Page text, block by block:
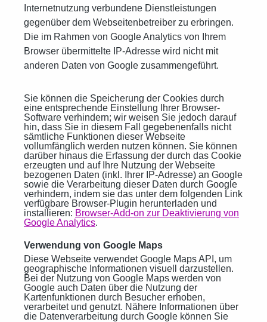
Internetnutzung verbundene Dienstleistungen
gegenüber dem Webseitenbetreiber zu erbringen.
Die im Rahmen von Google Analytics von Ihrem
Browser übermittelte IP-Adresse wird nicht mit
anderen Daten von Google zusammengeführt.
Sie können die Speicherung der Cookies durch
eine entsprechende Einstellung Ihrer Browser-
Software verhindern; wir weisen Sie jedoch darauf
hin, dass Sie in diesem Fall gegebenenfalls nicht
sämtliche Funktionen dieser Webseite
vollumfänglich werden nutzen können. Sie können
darüber hinaus die Erfassung der durch das Cookie
erzeugten und auf Ihre Nutzung der Webseite
bezogenen Daten (inkl. Ihrer IP-Adresse) an Google
sowie die Verarbeitung dieser Daten durch Google
verhindern, indem sie das unter dem folgenden Link
verfügbare Browser-Plugin herunterladen und
installieren: Browser-Add-on zur Deaktivierung von
Google Analytics.
Verwendung von Google Maps
Diese Webseite verwendet Google Maps API, um
geographische Informationen visuell darzustellen.
Bei der Nutzung von Google Maps werden von
Google auch Daten über die Nutzung der
Kartenfunktionen durch Besucher erhoben,
verarbeitet und genutzt. Nähere Informationen über
die Datenverarbeitung durch Google können Sie